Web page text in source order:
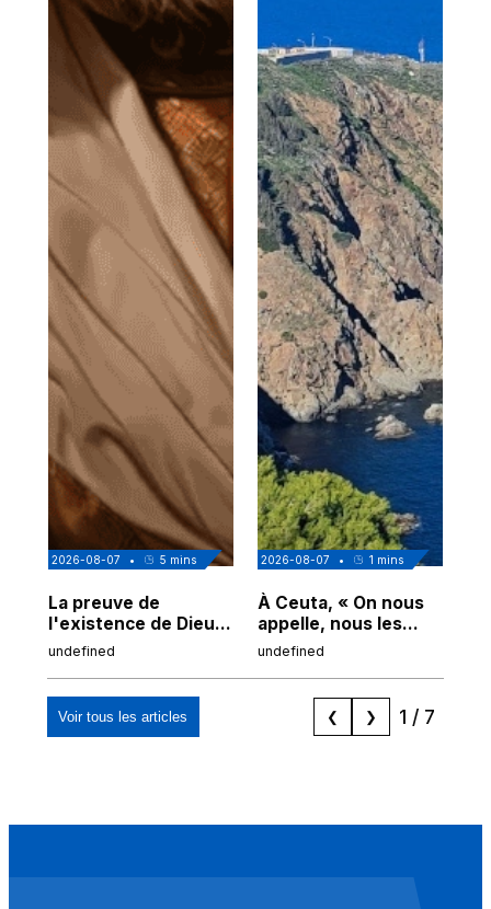
2026-08-07 • 5 mins
La preuve de
l'existence de Dieu
chez Ibn Sina
undefined
2026-08-07 • 1 mins
À Ceuta, « On nous
appelle, nous les
Espagnols d'origine
"musulmans"»
undefined
Voir tous les articles ❮ ❯ 1 / 7